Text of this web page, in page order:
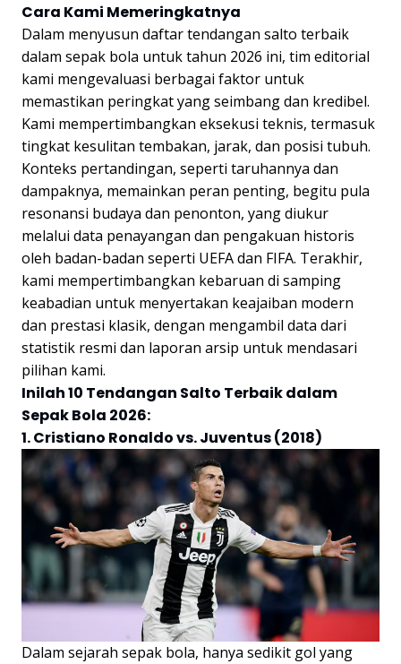
Cara Kami Memeringkatnya
Dalam menyusun daftar tendangan salto terbaik
dalam sepak bola untuk tahun 2026 ini, tim editorial
kami mengevaluasi berbagai faktor untuk
memastikan peringkat yang seimbang dan kredibel.
Kami mempertimbangkan eksekusi teknis, termasuk
tingkat kesulitan tembakan, jarak, dan posisi tubuh.
Konteks pertandingan, seperti taruhannya dan
dampaknya, memainkan peran penting, begitu pula
resonansi budaya dan penonton, yang diukur
melalui data penayangan dan pengakuan historis
oleh badan-badan seperti UEFA dan FIFA. Terakhir,
kami mempertimbangkan kebaruan di samping
keabadian untuk menyertakan keajaiban modern
dan prestasi klasik, dengan mengambil data dari
statistik resmi dan laporan arsip untuk mendasari
pilihan kami.
Inilah 10 Tendangan Salto Terbaik dalam
Sepak Bola 2026:
1. Cristiano Ronaldo vs. Juventus (2018)
Dalam sejarah sepak bola, hanya sedikit gol yang